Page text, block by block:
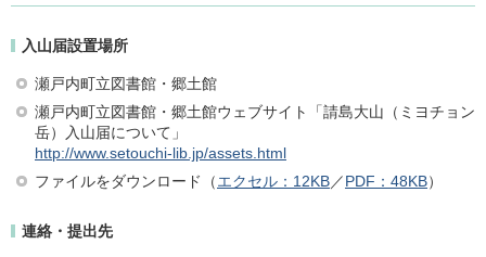
入山届設置場所
瀬戸内町立図書館・郷土館
瀬戸内町立図書館・郷土館ウェブサイト「請島大山（ミヨチョン
岳）入山届について」
http://www.setouchi-lib.jp/assets.html
ファイルをダウンロード（エクセル：12KB／PDF：48KB）
連絡・提出先